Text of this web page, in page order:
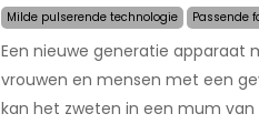
Milde pulserende technologie
Passende
Een nieuwe generatie apparaat
vrouwen en mensen met een
kan het zweten in een mum